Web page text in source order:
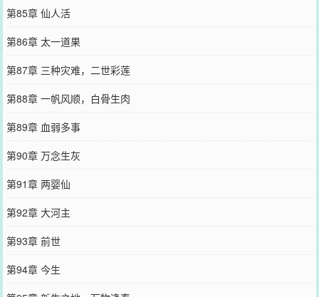
第85章 仙人活
第86章 太一道果
第87章 三种灾难，二世彩莲
第88章 一帆风顺，白骨生肉
第89章 血弱多事
第90章 万念生灰
第91章 两婴仙
第92章 大河主
第93章 前世
第94章 今生